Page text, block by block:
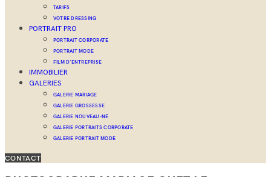
TARIFS
VOTRE DRESSING
PORTRAIT PRO
PORTRAIT CORPORATE
PORTRAIT MODE
FILM D’ENTREPRISE
IMMOBILIER
GALERIES
GALERIE MARIAGE
GALERIE GROSSESSE
GALERIE NOUVEAU-NÉ
GALERIE PORTRAITS CORPORATE
GALERIE PORTRAIT MODE
CONTACT